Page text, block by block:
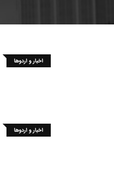
اخبار و اردوها
اخبار و اردوها